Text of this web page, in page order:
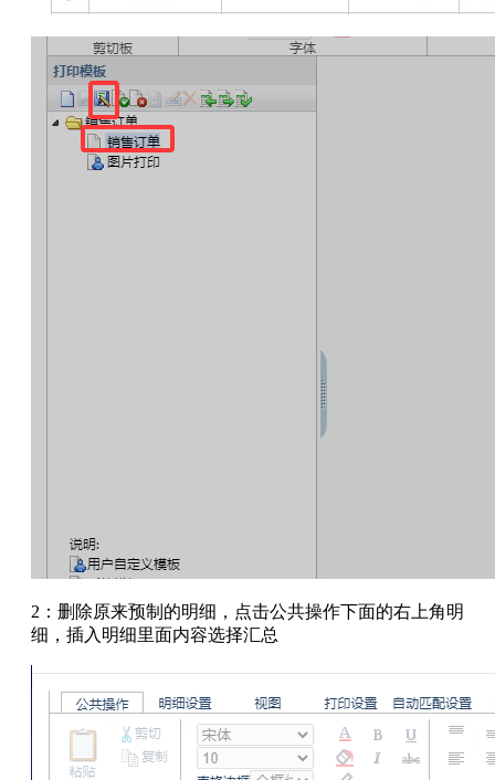
2：删除原来预制的明细，点击公共操作下面的右上角明
细，插入明细里面内容选择汇总